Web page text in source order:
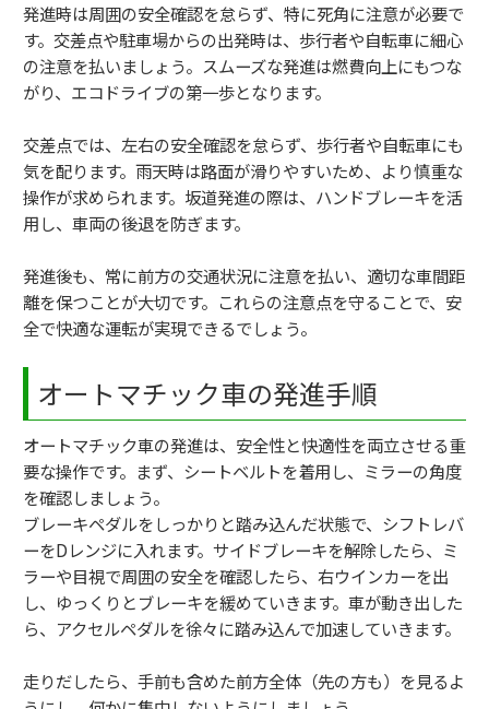
発進時は周囲の安全確認を怠らず、特に死角に注意が必要で
す。交差点や駐車場からの出発時は、歩行者や自転車に細心
の注意を払いましょう。スムーズな発進は燃費向上にもつな
がり、エコドライブの第一歩となります。
交差点では、左右の安全確認を怠らず、歩行者や自転車にも
気を配ります。雨天時は路面が滑りやすいため、より慎重な
操作が求められます。坂道発進の際は、ハンドブレーキを活
用し、車両の後退を防ぎます。
発進後も、常に前方の交通状況に注意を払い、適切な車間距
離を保つことが大切です。これらの注意点を守ることで、安
全で快適な運転が実現できるでしょう。
オートマチック車の発進手順
オートマチック車の発進は、安全性と快適性を両立させる重
要な操作です。まず、シートベルトを着用し、ミラーの角度
を確認しましょう。
ブレーキペダルをしっかりと踏み込んだ状態で、シフトレバ
ーをDレンジに入れます。サイドブレーキを解除したら、ミ
ラーや目視で周囲の安全を確認したら、右ウインカーを出
し、ゆっくりとブレーキを緩めていきます。車が動き出した
ら、アクセルペダルを徐々に踏み込んで加速していきます。
走りだしたら、手前も含めた前方全体（先の方も）を見るよ